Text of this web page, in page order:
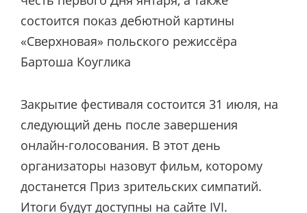
состоится показ дебютной картины
«Сверхновая» польского режиссёра
Бартоша Коуглика
Закрытие фестиваля состоится 31 июля, на
следующий день после завершения
онлайн-голосования. В этот день
организаторы назовут фильм, которому
достанется Приз зрительских симпатий.
Итоги будут доступны на сайте IVI.